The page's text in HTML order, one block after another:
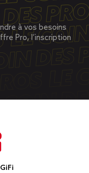
à vos besoins
Pro, l’inscription